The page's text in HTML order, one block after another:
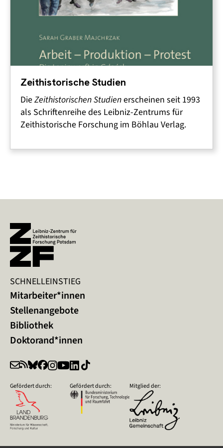
Zeithistorische Studien
DieZeithistorischen Studienerscheinen seit 1993
als Schriftenreihe des Leibniz-Zentrums für
Zeithistorische Forschung im Böhlau Verlag.
SCHNELLEINSTIEG
Mitarbeiter*innen
Stellenangebote
Bibliothek
Doktorand*innen
Gefördert durch: Gefördert durch: Mitglied der: